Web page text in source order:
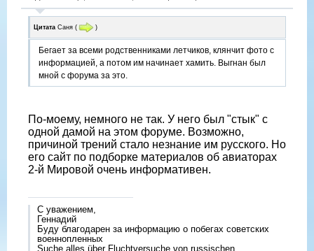
Цитата Саня ( )
Бегает за всеми родственниками летчиков, клянчит фото с
информацией, а потом им начинает хамить. Выгнан был
мной с форума за это.
По-моему, немного не так. У него был "стык" с
одной дамой на этом форуме. Возможно,
причиной трений стало незнание им русского. Но
его сайт по подборке материалов об авиаторах
2-й Мировой очень информативен.
С уважением,
Геннадий
Буду благодарен за информацию о побегах советских
военнопленных
Suche alles über Fluchtversuche von russischen